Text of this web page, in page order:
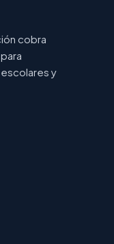
cobra
y